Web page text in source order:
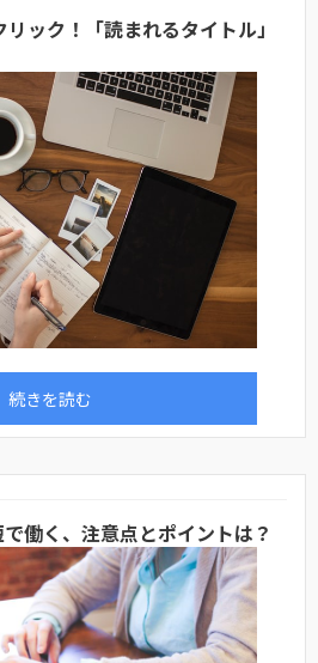
ック！「読まれるタイトル」
続きを読む
で働く、注意点とポイントは？